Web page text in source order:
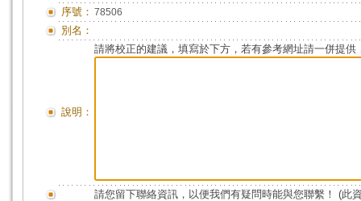
序號： 78506
別名：
說明：
請將校正的建議，填寫於下方，若有參考網址請一併提供
請您留下聯絡資訊，以便我們有疑問時能與您聯繫！ (此